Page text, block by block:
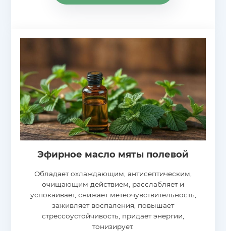
Эфирное масло мяты полевой
Обладает охлаждающим, антисептическим,
очищающим действием, расслабляет и
успокаивает, снижает метеочувствительность,
заживляет воспаления, повышает
стрессоустойчивость, придает энергии,
тонизирует.